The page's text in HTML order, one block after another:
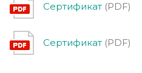
Сертификат (PDF)
Сертификат (PDF)